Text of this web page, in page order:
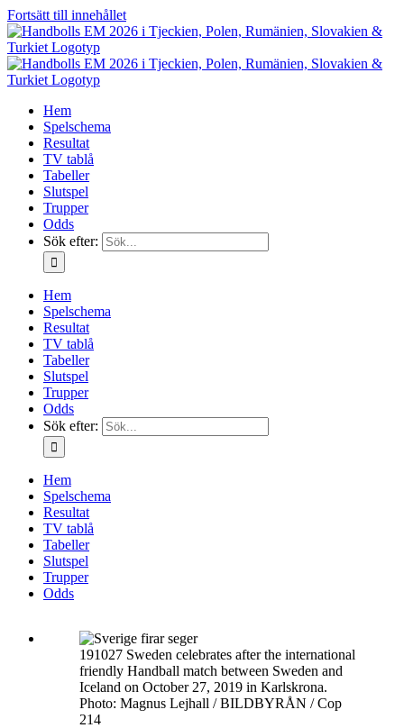
Fortsätt till innehållet
Hem
Spelschema
Resultat
TV tablå
Tabeller
Slutspel
Trupper
Odds
Sök efter:
Hem
Spelschema
Resultat
TV tablå
Tabeller
Slutspel
Trupper
Odds
Sök efter:
Hem
Spelschema
Resultat
TV tablå
Tabeller
Slutspel
Trupper
Odds
191027 Sweden celebrates after the international
friendly Handball match between Sweden and
Iceland on October 27, 2019 in Karlskrona.
Photo: Magnus Lejhall / BILDBYRÅN / Cop
214